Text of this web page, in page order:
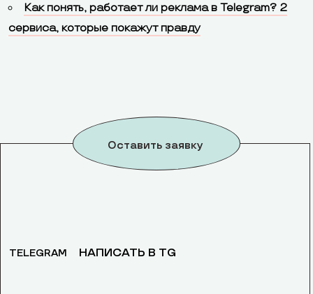
Как понять, работает ли реклама в Telegram? 2
сервиса, которые покажут правду
Оставить заявку
TELEGRAM НАПИСАТЬ В TG